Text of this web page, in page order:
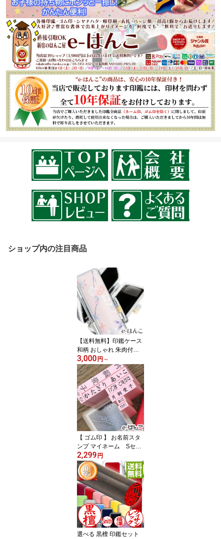
ショップ内の注目商品
【送料無料】印鑑ケース
和柄 おしゃれ 朱肉付き
はんこケース 女性 かわ
いい 高級 ギフト プレゼ
ント対応 10.5mm 12mm
13.5mm 15mm 16.5mm
18mm対応 SZD 悠（ゆ
う） WA-023
3,000 円 ～
【 ゴム印 】 お名前スタ
ンプ マイネーム Sセッ
ト スターターセット ク
ラスハンコ 【店頭受取対
応商品】【YOUNG zon
e】【HLS_DU】 令和
2,299 円
選べる 黒檀 印鑑セット